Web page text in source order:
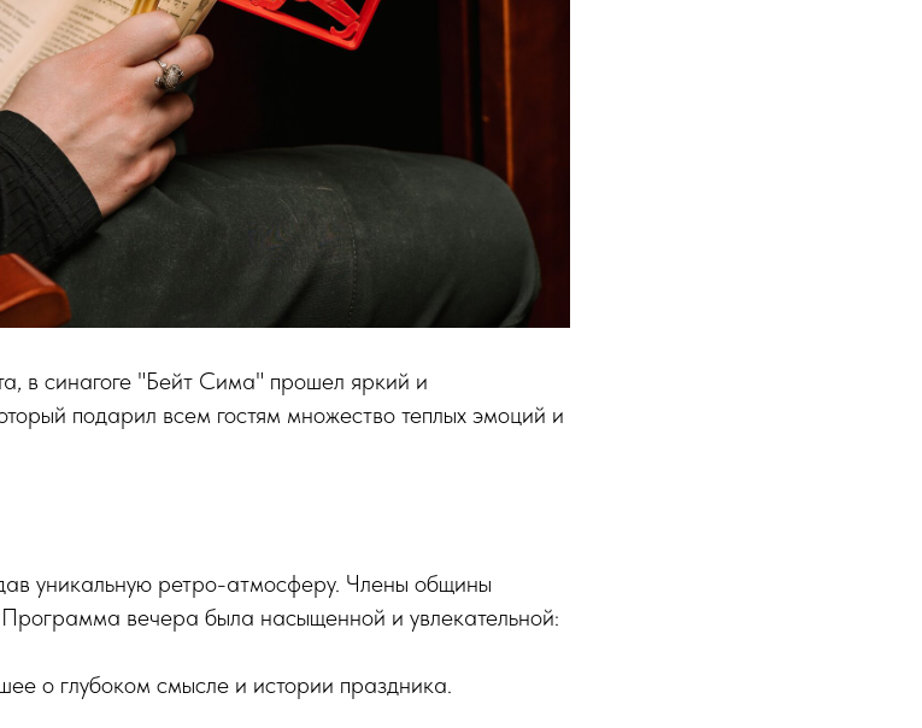
в синагоге "Бейт Сима" прошел яркий и
подарил всем гостям множество теплых эмоций и
уникальную ретро-атмосферу. Члены общины
вечера была насыщенной и увлекательной:
о глубоком смысле и истории праздника.